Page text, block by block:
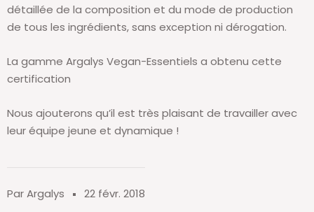
Par Argalys
22 févr. 2018
détaillée de la composition et du mode de production
de tous les ingrédients, sans exception ni dérogation.
La gamme Argalys Vegan-Essentiels a obtenu cette
certification
Nous ajouterons qu’il est très plaisant de travailler avec
leur équipe jeune et dynamique !